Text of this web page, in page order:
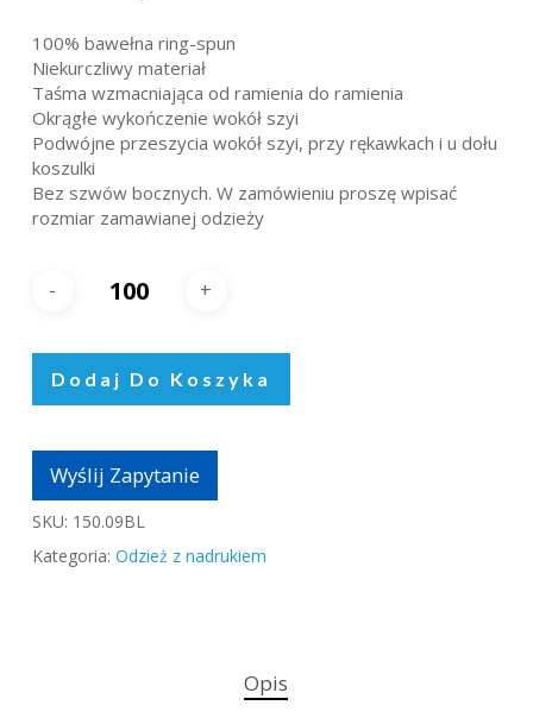
100% bawełna ring-spun
Niekurczliwy materiał
Taśma wzmacniająca od ramienia do ramienia
Okrągłe wykończenie wokół szyi
Podwójne przeszycia wokół szyi, przy rękawkach i u dołu
koszulki
Bez szwów bocznych. W zamówieniu proszę wpisać
rozmiar zamawianej odzieży
Dodaj Do Koszyka
Wyślij Zapytanie
SKU: 150.09BL
Kategoria: Odzież z nadrukiem
Opis